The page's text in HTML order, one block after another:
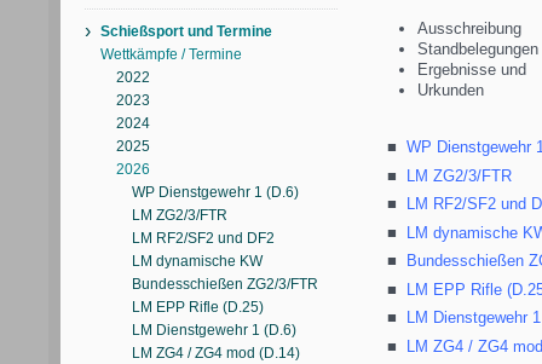
Ausschreibung
Standbelegungen
Ergebnisse und
Urkunden
WP Dienstgewehr
LM ZG2/3/FTR
LM RF2/SF2 und
LM dynamische
Bundesschießen
LM EPP Rifle
LM Dienstgewehr
LM ZG4 / ZG4
› Schießsport und Termine
Wettkämpfe / Termine
2022
2023
2024
2025
2026
WP Dienstgewehr 1 (D.6)
LM ZG2/3/FTR
LM RF2/SF2 und DF2
LM dynamische KW
Bundesschießen ZG2/3/FTR
LM EPP Rifle (D.25)
LM Dienstgewehr 1 (D.6)
LM ZG4 / ZG4 mod (D.14)